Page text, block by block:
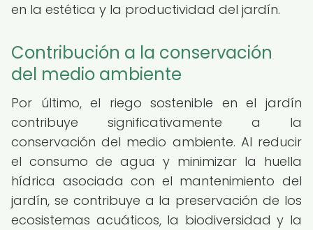
en la estética y la productividad del jardín.
Contribución a la conservación
del medio ambiente
Por último, el riego sostenible en el jardín
contribuye significativamente a la
conservación del medio ambiente. Al reducir
el consumo de agua y minimizar la huella
hídrica asociada con el mantenimiento del
jardín, se contribuye a la preservación de los
ecosistemas acuáticos, la biodiversidad y la